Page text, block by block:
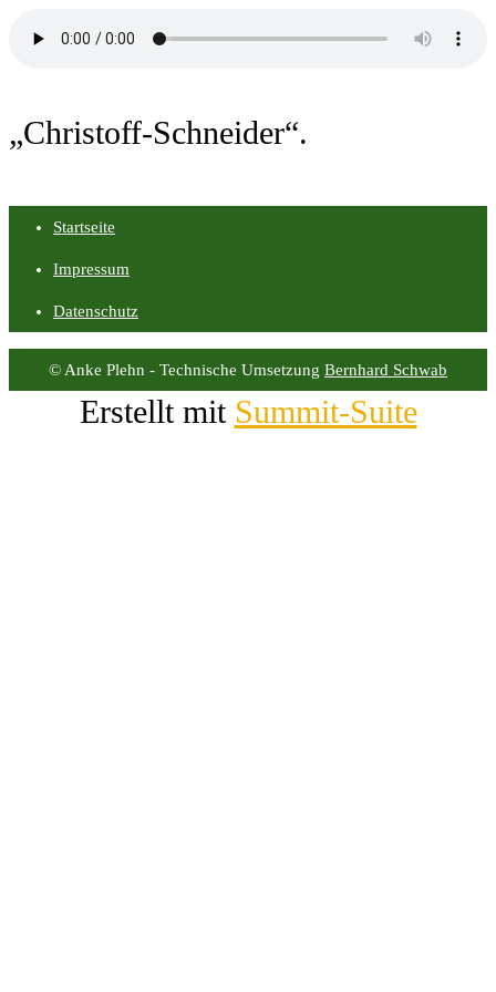
„Christoff-Schneider“.
Startseite
Impressum
Datenschutz
© Anke Plehn - Technische Umsetzung Bernhard Schwab
Erstellt mit Summit-Suite